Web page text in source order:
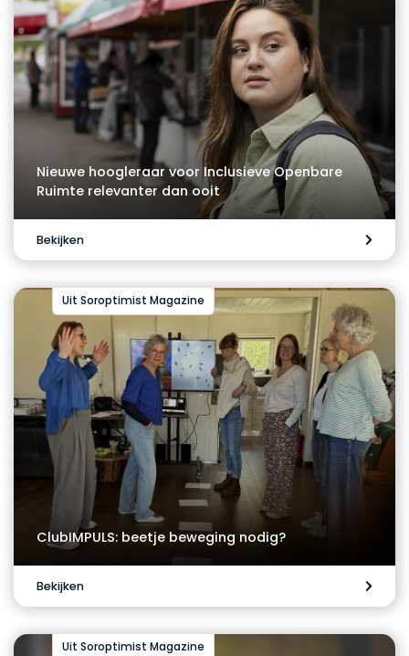
Nieuwe hoogleraar voor Inclusieve Openbare
Ruimte relevanter dan ooit
Bekijken
Uit Soroptimist Magazine
ClubIMPULS: beetje beweging nodig?
Bekijken
Uit Soroptimist Magazine